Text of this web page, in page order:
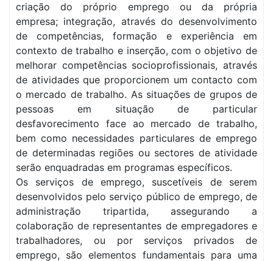
criação do próprio emprego ou da própria
empresa; integração, através do desenvolvimento
de competências, formação e experiência em
contexto de trabalho e inserção, com o objetivo de
melhorar competências socioprofissionais, através
de atividades que proporcionem um contacto com
o mercado de trabalho. As situações de grupos de
pessoas em situação de particular
desfavorecimento face ao mercado de trabalho,
bem como necessidades particulares de emprego
de determinadas regiões ou sectores de atividade
serão enquadradas em programas específicos.
Os serviços de emprego, suscetíveis de serem
desenvolvidos pelo serviço público de emprego, de
administração tripartida, assegurando a
colaboração de representantes de empregadores e
trabalhadores, ou por serviços privados de
emprego, são elementos fundamentais para uma